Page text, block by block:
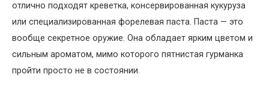
отлично подходят креветка, консервированная кукуруза
или специализированная форелевая паста. Паста — это
вообще секретное оружие. Она обладает ярким цветом и
сильным ароматом, мимо которого пятнистая гурманка
пройти просто не в состоянии.